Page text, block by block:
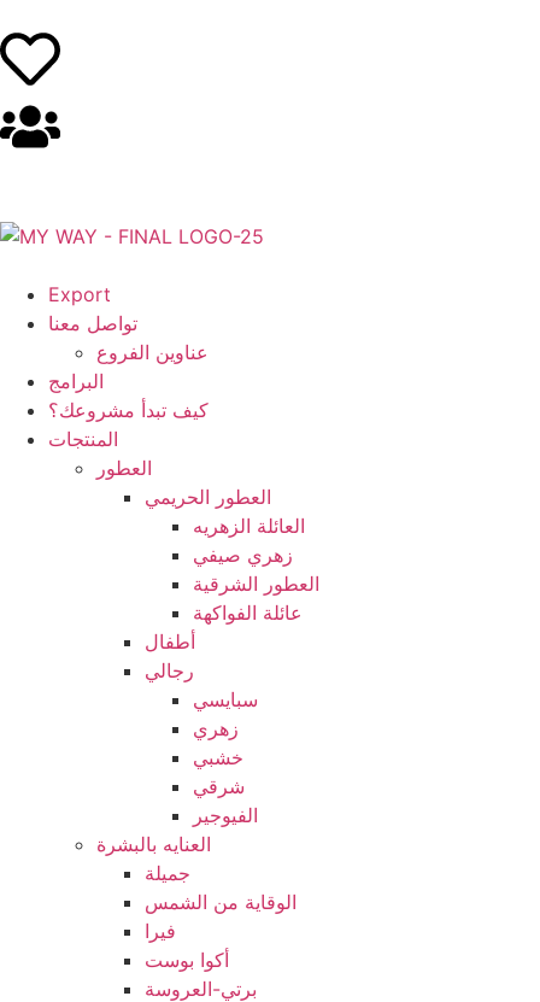
Export
تواصل معنا
عناوين الفروع
البرامج
كيف تبدأ مشروعك؟
المنتجات
العطور
العطور الحريمي
العائلة الزهريه
زهري صيفي
العطور الشرقية
عائلة الفواكهة
أطفال
رجالي
سبايسي
زهري
خشبي
شرقي
الفيوجير
العنايه بالبشرة
جميلة
الوقاية من الشمس
فيرا
أكوا بوست
برتي-العروسة